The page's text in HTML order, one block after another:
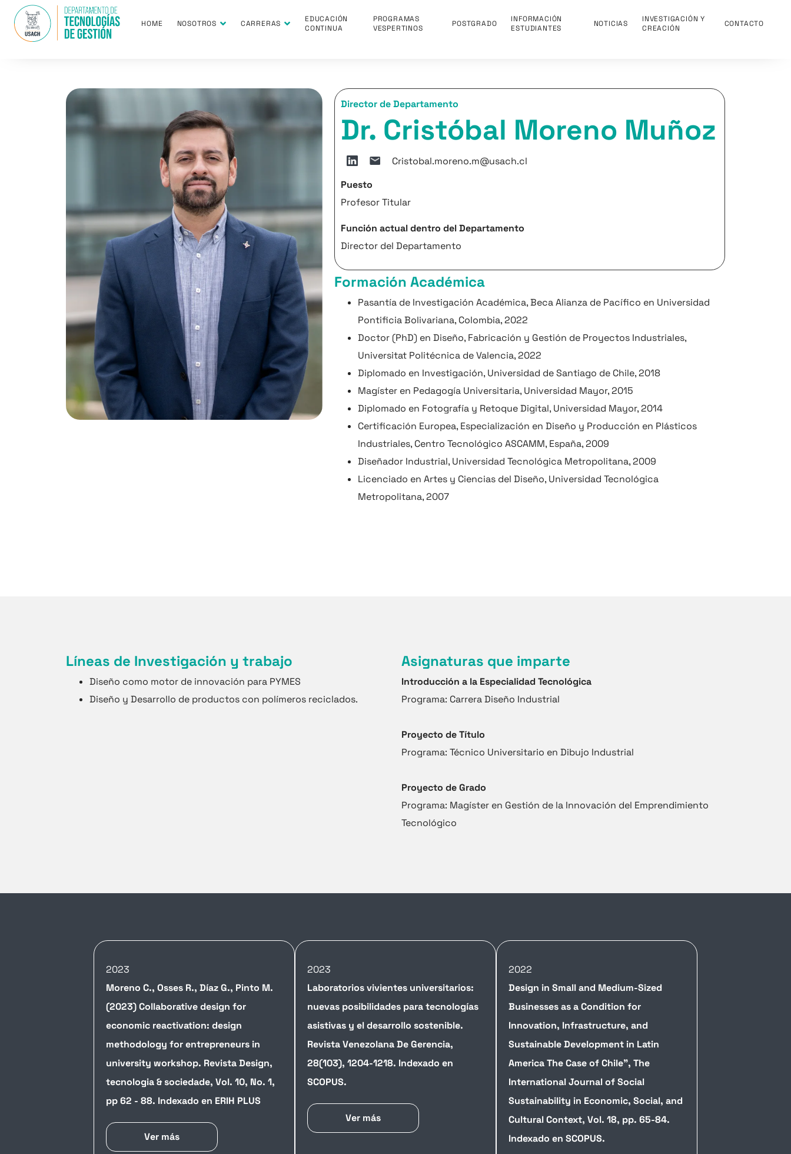
HOME NOSOTROS CARRERAS
EDUCACIÓN
CONTINUA
PROGRAMAS
VESPERTINOS
POSTGRADO
INFORMACIÓN
ESTUDIANTES
NOTICIAS
INVESTIGACIÓN Y
CREACIÓN
CONTACTO
Director de Departamento
Dr. Cristóbal Moreno Muñoz
Cristobal.moreno.m@usach.cl
Puesto
Profesor Titular
Función actual dentro del Departamento
Director del Departamento
Formación Académica
Pasantía de Investigación Académica, Beca Alianza de Pacífico en Universidad
Pontificia Bolivariana, Colombia, 2022
Doctor (PhD) en Diseño, Fabricación y Gestión de Proyectos Industriales,
Universitat Politécnica de Valencia, 2022
Diplomado en Investigación, Universidad de Santiago de Chile, 2018
Magíster en Pedagogía Universitaria, Universidad Mayor, 2015
Diplomado en Fotografía y Retoque Digital, Universidad Mayor, 2014
Certificación Europea, Especialización en Diseño y Producción en Plásticos
Industriales, Centro Tecnológico ASCAMM, España, 2009
Diseñador Industrial, Universidad Tecnológica Metropolitana, 2009
Licenciado en Artes y Ciencias del Diseño, Universidad Tecnológica
Metropolitana, 2007
Líneas de Investigación y trabajo
Diseño como motor de innovación para PYMES
Diseño y Desarrollo de productos con polímeros reciclados.
Asignaturas que imparte
Introducción a la Especialidad Tecnológica
Programa: Carrera Diseño Industrial
Proyecto de Título
Programa: Técnico Universitario en Dibujo Industrial
Proyecto de Grado
Programa: Magíster en Gestión de la Innovación del Emprendimiento
Tecnológico
2023
Moreno C., Osses R., Díaz G., Pinto M.
(2023) Collaborative design for
economic reactivation: design
methodology for entrepreneurs in
university workshop. Revista Design,
tecnologia & sociedade, Vol. 10, No. 1,
pp 62 - 88. Indexado en ERIH PLUS
Ver más
2023
Laboratorios vivientes universitarios:
nuevas posibilidades para tecnologías
asistivas y el desarrollo sostenible.
Revista Venezolana De Gerencia,
28(103), 1204-1218. Indexado en
SCOPUS.
Ver más
2022
Design in Small and Medium-Sized
Businesses as a Condition for
Innovation, Infrastructure, and
Sustainable Development in Latin
America The Case of Chile", The
International Journal of Social
Sustainability in Economic, Social, and
Cultural Context, Vol. 18, pp. 65-84.
Indexado en SCOPUS.